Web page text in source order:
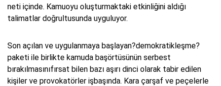
ne­ti içinde. Ka­mu­oyu oluş­tur­mak­ta­ki et­kin­li­ği­ni aldığı
talimatlar doğrultusunda uyguluyor.
Son açılan ve uygulanmaya başlayan?demokratikleşme?
paketi ile birlikte kamuda başörtüsünün serbest
bırakılmasınıfırsat bilen bazı aşırı dinci olarak tabir edilen
kişiler ve provokatörler işbaşında. Kara çarşaf ve peçelerle